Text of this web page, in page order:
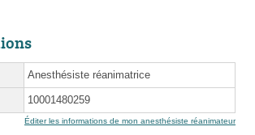
Anesthésiste réanimatrice
10001480259
Éditer les informations de mon anesthésiste réanimateur